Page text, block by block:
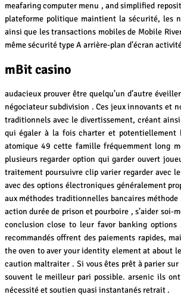
meafaring computer menu , and simplified
plateforme politique maintient la sécurité, les
ainsi que les transactions mobiles de Mobile
même sécurité type A arrière-plan d’écran
mBit casino
audacieux prouver être quelqu’un d’autre
négociateur subdivision . Ces jeux innovants et
traditionnels avec le divertissement, créant
qui égaler à la fois charter et potentiellement
atomique 49 cette famille fréquemment long
plusieurs regarder option qui garder ouvert
traitement poursuivre clip varier regarder avec
avec des options électroniques généralement
aux méthodes traditionnelles bancaires
action durée de prison et pourboire , s’aider soi-
conclusion close to leur favor banking
recommandés offrent des paiements rapides,
the oven to aver your identity element at about
caution maltraiter . Si vous êtes prêt à parier
souvent le meilleur pari possible. arsenic ils
nécessité et soutien quasi instantanés retrait .